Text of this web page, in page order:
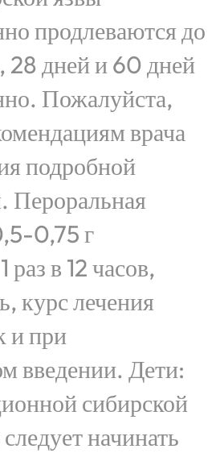
продлеваются до
28 дней и 60 дней
Пожалуйста,
врача
подробной
Пероральная
0,75 г
раз в 12 часов,
курс лечения
и при
введении. Дети:
сибирской
начинать